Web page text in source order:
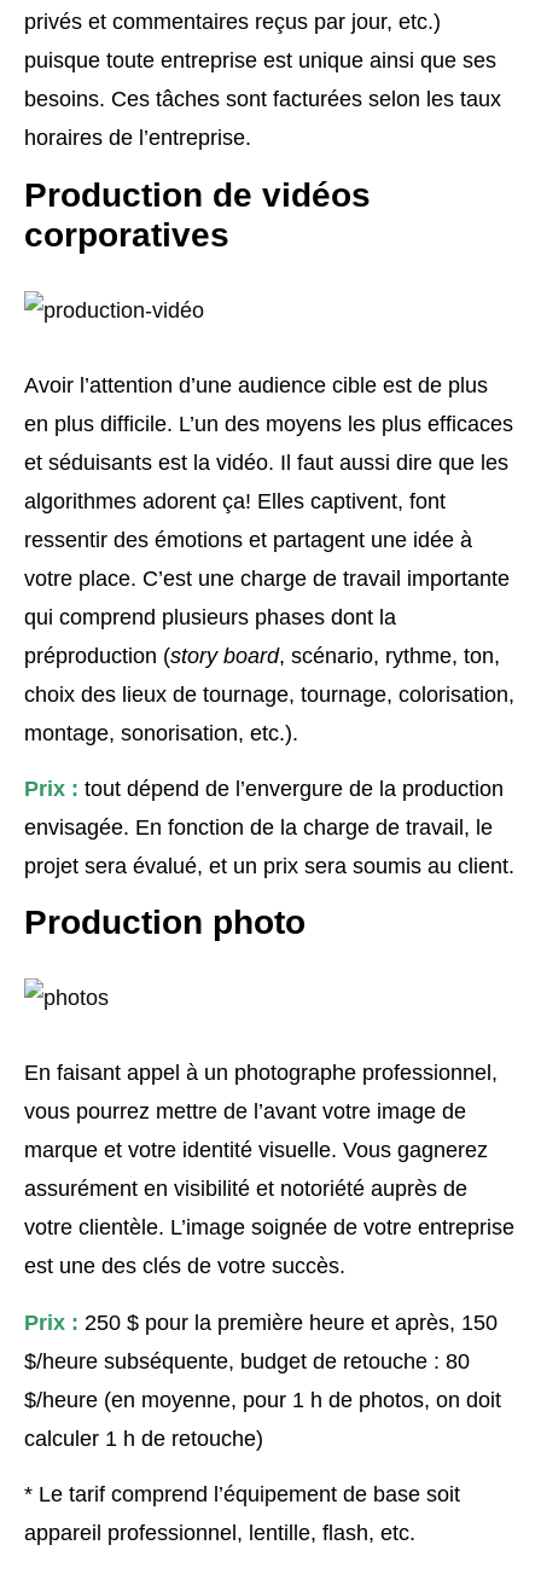
privés et commentaires reçus par jour, etc.)
puisque toute entreprise est unique ainsi que ses
besoins. Ces tâches sont facturées selon les taux
horaires de l’entreprise.
Production de vidéos
corporatives
Avoir l’attention d’une audience cible est de plus
en plus difficile. L’un des moyens les plus efficaces
et séduisants est la vidéo. Il faut aussi dire que les
algorithmes adorent ça! Elles captivent, font
ressentir des émotions et partagent une idée à
votre place. C’est une charge de travail importante
qui comprend plusieurs phases dont la
préproduction (story board, scénario, rythme, ton,
choix des lieux de tournage, tournage, colorisation,
montage, sonorisation, etc.).
Prix : tout dépend de l’envergure de la production
envisagée. En fonction de la charge de travail, le
projet sera évalué, et un prix sera soumis au client.
Production photo
En faisant appel à un photographe professionnel,
vous pourrez mettre de l’avant votre image de
marque et votre identité visuelle. Vous gagnerez
assurément en visibilité et notoriété auprès de
votre clientèle. L’image soignée de votre entreprise
est une des clés de votre succès.
Prix : 250 $ pour la première heure et après, 150
$/heure subséquente, budget de retouche : 80
$/heure (en moyenne, pour 1 h de photos, on doit
calculer 1 h de retouche)
* Le tarif comprend l’équipement de base soit
appareil professionnel, lentille, flash, etc.